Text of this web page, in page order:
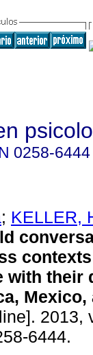
0258-6444
; KELLER,
contexts
with their
Mexico,
2013,
6444.